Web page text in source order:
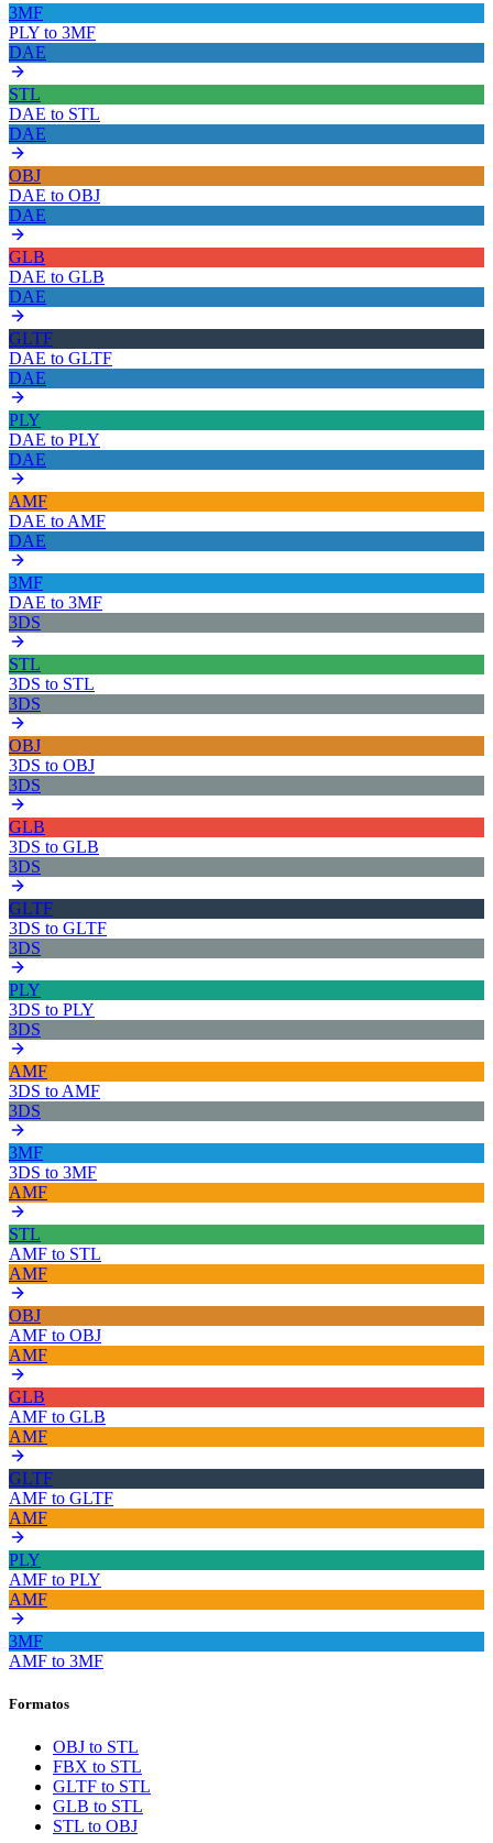
3MF
PLY to 3MF
DAE
STL
DAE to STL
DAE
OBJ
DAE to OBJ
DAE
GLB
DAE to GLB
DAE
GLTF
DAE to GLTF
DAE
PLY
DAE to PLY
DAE
AMF
DAE to AMF
DAE
3MF
DAE to 3MF
3DS
STL
3DS to STL
3DS
OBJ
3DS to OBJ
3DS
GLB
3DS to GLB
3DS
GLTF
3DS to GLTF
3DS
PLY
3DS to PLY
3DS
AMF
3DS to AMF
3DS
3MF
3DS to 3MF
AMF
STL
AMF to STL
AMF
OBJ
AMF to OBJ
AMF
GLB
AMF to GLB
AMF
GLTF
AMF to GLTF
AMF
PLY
AMF to PLY
AMF
3MF
AMF to 3MF
Formatos
OBJ to STL
FBX to STL
GLTF to STL
GLB to STL
STL to OBJ